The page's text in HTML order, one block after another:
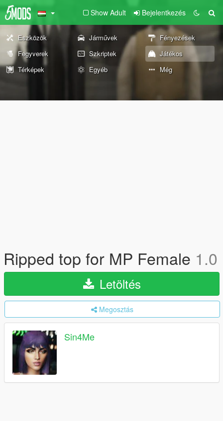
Show Adult Bejelentkezés
Eszközök Járművek
Fényezések
Fegyverek
Szkriptek
Játékos
Térképek
Egyéb Még
Ripped top for MP Female 1.0
Letöltés
Megosztás
Sin4Me